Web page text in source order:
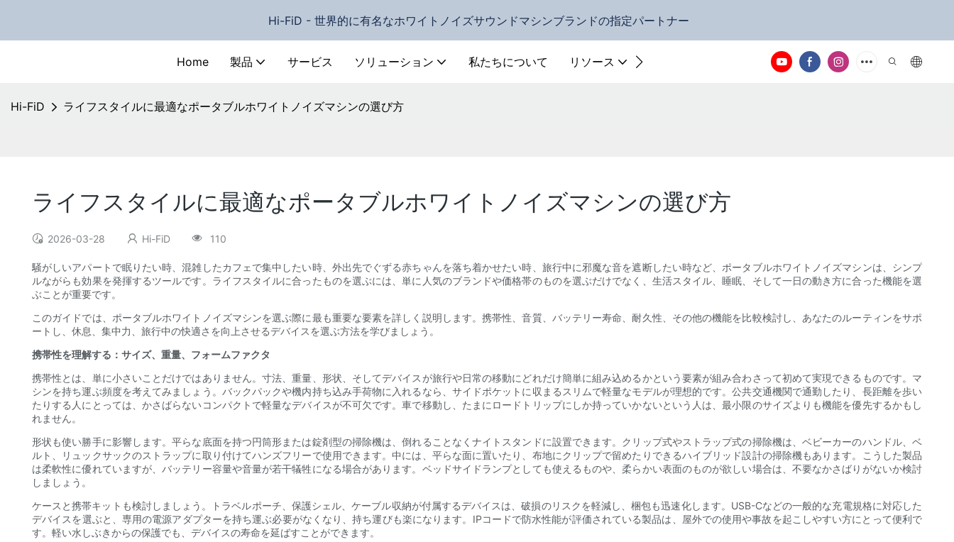
Hi-FiD - 世界的に有名なホワイトノイズサウンドマシンブランドの指定パートナー
Home 製品 サービス ソリューション 私たちについて リソース
Hi-FiD ライフスタイルに最適なポータブルホワイトノイズマシンの選び方
ライフスタイルに最適なポータブルホワイトノイズマシンの選び方
2026-03-28 Hi-FiD 110
騒がしいアパートで眠りたい時、混雑したカフェで集中したい時、外出先でぐずる赤ちゃんを落ち着かせたい時、旅行中に邪魔な音を遮断したい時など、ポータブルホワイトノイズマシンは、シンプ
ルながらも効果を発揮するツールです。ライフスタイルに合ったものを選ぶには、単に人気のブランドや価格帯のものを選ぶだけでなく、生活スタイル、睡眠、そして一日の動き方に合った機能を選
ぶことが重要です。
このガイドでは、ポータブルホワイトノイズマシンを選ぶ際に最も重要な要素を詳しく説明します。携帯性、音質、バッテリー寿命、耐久性、その他の機能を比較検討し、あなたのルーティンをサポ
ートし、休息、集中力、旅行中の快適さを向上させるデバイスを選ぶ方法を学びましょう。
携帯性を理解する：サイズ、重量、フォームファクタ
携帯性とは、単に小さいことだけではありません。寸法、重量、形状、そしてデバイスが旅行や日常の移動にどれだけ簡単に組み込めるかという要素が組み合わさって初めて実現できるものです。マ
シンを持ち運ぶ頻度を考えてみましょう。バックパックや機内持ち込み手荷物に入れるなら、サイドポケットに収まるスリムで軽量なモデルが理想的です。公共交通機関で通勤したり、長距離を歩い
たりする人にとっては、かさばらないコンパクトで軽量なデバイスが不可欠です。車で移動し、たまにロードトリップにしか持っていかないという人は、最小限のサイズよりも機能を優先するかもし
れません。
形状も使い勝手に影響します。平らな底面を持つ円筒形または錠剤型の掃除機は、倒れることなくナイトスタンドに設置できます。クリップ式やストラップ式の掃除機は、ベビーカーのハンドル、ベ
ルト、リュックサックのストラップに取り付けてハンズフリーで使用できます。中には、平らな面に置いたり、布地にクリップで留めたりできるハイブリッド設計の掃除機もあります。こうした製品
は柔軟性に優れていますが、バッテリー容量や音量が若干犠牲になる場合があります。ベッドサイドランプとしても使えるものや、柔らかい表面のものが欲しい場合は、不要なかさばりがないか検討
しましょう。
ケースと携帯キットも検討しましょう。トラベルポーチ、保護シェル、ケーブル収納が付属するデバイスは、破損のリスクを軽減し、梱包も迅速化します。USB-Cなどの一般的な充電規格に対応した
デバイスを選ぶと、専用の電源アダプターを持ち運ぶ必要がなくなり、持ち運びも楽になります。IPコードで防水性能が評価されている製品は、屋外での使用や事故を起こしやすい方にとって便利で
す。軽い水しぶきからの保護でも、デバイスの寿命を延ばすことができます。